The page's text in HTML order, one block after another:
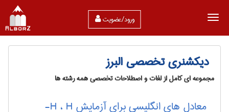
ورود/عضویت
دیکشنری تخصصی البرز
مجموعه ای کامل از لغات و اصطلاحات تخصصی همه رشته ها
معادل های انگلیسی برای آزمایش H ، H-